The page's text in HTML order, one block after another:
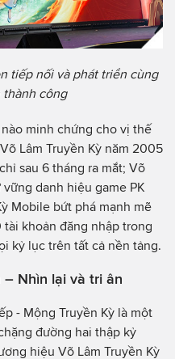
tiếp nối và phát triển cùng
công
minh chứng cho vị thế
Lâm Truyền Kỳ năm 2005
sau 6 tháng ra mắt; Võ
danh hiệu game PK
Mobile bứt phá mạnh mẽ
tài khoản đăng nhập trong
kỷ lục trên tất cả nền tảng.
Nhìn lại và tri ân
- Mộng Truyền Kỳ là một
đường hai thập kỷ
hiệu Võ Lâm Truyền Kỳ